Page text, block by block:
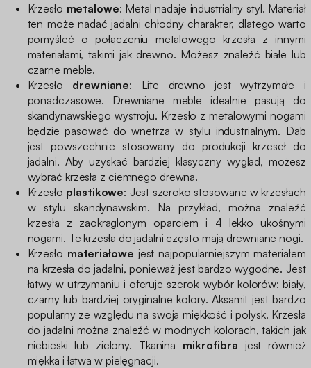
Krzesło metalowe: Metal nadaje industrialny styl. Materiał
ten może nadać jadalni chłodny charakter, dlatego warto
pomyśleć o połączeniu metalowego krzesła z innymi
materiałami, takimi jak drewno. Możesz znaleźć białe lub
czarne meble.
Krzesło drewniane: Lite drewno jest wytrzymałe i
ponadczasowe. Drewniane meble idealnie pasują do
skandynawskiego wystroju. Krzesło z metalowymi nogami
będzie pasować do wnętrza w stylu industrialnym. Dąb
jest powszechnie stosowany do produkcji krzeseł do
jadalni. Aby uzyskać bardziej klasyczny wygląd, możesz
wybrać krzesła z ciemnego drewna.
Krzesło plastikowe: Jest szeroko stosowane w krzesłach
w stylu skandynawskim. Na przykład, można znaleźć
krzesła z zaokrąglonym oparciem i 4 lekko ukośnymi
nogami. Te krzesła do jadalni często mają drewniane nogi.
Krzesło materiałowe jest najpopularniejszym materiałem
na krzesła do jadalni, ponieważ jest bardzo wygodne. Jest
łatwy w utrzymaniu i oferuje szeroki wybór kolorów: biały,
czarny lub bardziej oryginalne kolory. Aksamit jest bardzo
popularny ze względu na swoją miękkość i połysk. Krzesła
do jadalni można znaleźć w modnych kolorach, takich jak
niebieski lub zielony. Tkanina mikrofibra jest również
miękka i łatwa w pielęgnacji.